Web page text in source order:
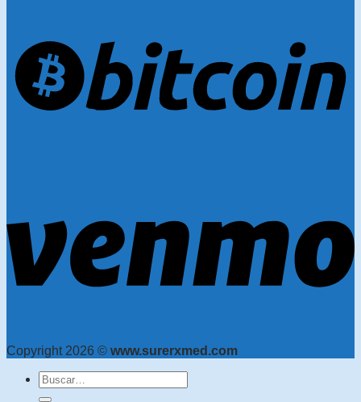
Copyright 2026 © www.surerxmed.com
Buscar: